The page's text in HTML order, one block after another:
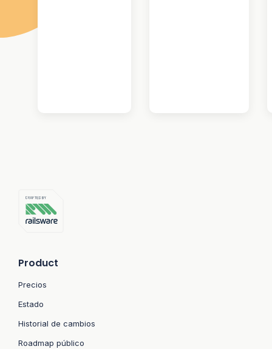
Product
Precios
Estado
Historial de cambios
Roadmap público